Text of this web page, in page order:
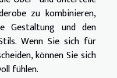
zu kombinieren,
Gestaltung und den
Wenn Sie sich für
können Sie sich
fühlen.